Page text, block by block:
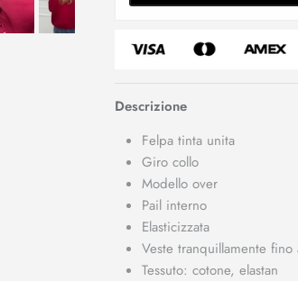
Descrizione
Felpa tinta unita
Giro collo
Modello over
Pail interno
Elasticizzata
Veste tranquillamente
Tessuto: cotone, elastan